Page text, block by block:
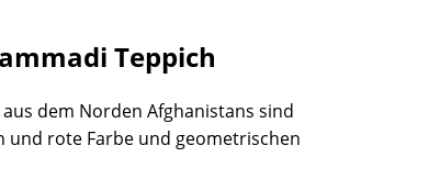
Teppich
dem Norden Afghanistans sind
rote Farbe und geometrischen